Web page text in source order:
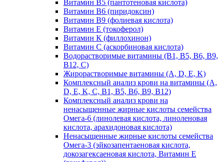
Витамин В5 (пантотеновая кислота)
Витамин В6 (пиридоксин)
Витамин В9 (фолиевая кислота)
Витамин Е (токоферол)
Витамин К (филлохинон)
Витамин С (аскорбиновая кислота)
Водорастворимые витамины (B1, B5, B6, В9,
В12, С)
Жирорастворимые витамины (A, D, E, K)
Комплексный анализ крови на витамины (A,
D, E, K, C, B1, B5, B6, В9, B12)
Комплексный анализ крови на
ненасыщенные жирные кислоты семейства
Омега-6 (линолевая кислота, линоленовая
кислота, арахидоновая кислота)
Ненасыщенные жирные кислоты семейства
Омега-3 (эйкозапентаеновая кислота,
докозагексаеновая кислота, Витамин E